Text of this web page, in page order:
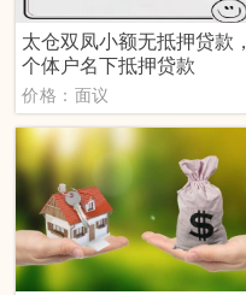
太仓双凤小额无抵押贷款，
个体户名下抵押贷款
价格：面议